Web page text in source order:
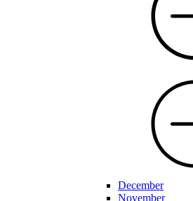
December
November